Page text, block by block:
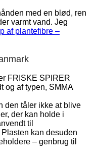
med en blød, ren
varmt vand. Jeg
af plantefibre –
FRISKE SPIRER
og af typen, SMMA
den tåler ikke at blive
der kan holde i
til
kan desuden
– genbrug til